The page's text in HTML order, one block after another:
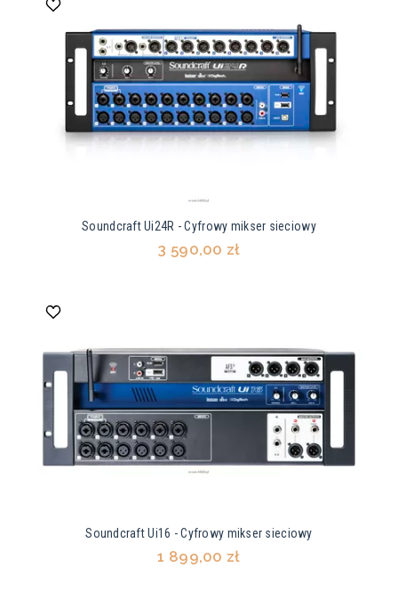
Soundcraft Ui24R - Cyfrowy mikser sieciowy
3 590,00 zł
Soundcraft Ui16 - Cyfrowy mikser sieciowy
1 899,00 zł